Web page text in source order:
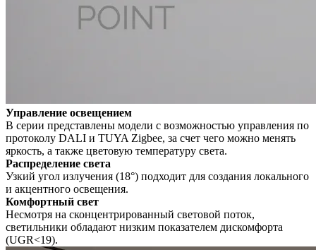
Управление освещением
В серии представлены модели с возможностью управления по
протоколу DALI и TUYA Zigbee, за счет чего можно менять
яркость, а также цветовую температуру света.
Распределение света
Узкий угол излучения (18°) подходит для создания локального
и акцентного освещения.
Комфортный свет
Несмотря на сконцентрированный световой поток,
светильники обладают низким показателем дискомфорта
(UGR<19).